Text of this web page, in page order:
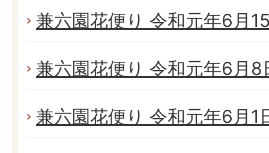
兼六園花便り 令和元年6月
兼六園花便り 令和元年6月8
兼六園花便り 令和元年6月1